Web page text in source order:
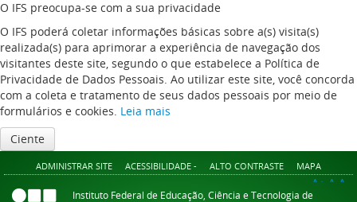
O IFS preocupa-se com a sua privacidade
O IFS poderá coletar informações básicas sobre a(s) visita(s)
realizada(s) para aprimorar a experiência de navegação dos
visitantes deste site, segundo o que estabelece a Política de
Privacidade de Dados Pessoais. Ao utilizar este site, você concorda
com a coleta e tratamento de seus dados pessoais por meio de
formulários e cookies. Leia mais
Ciente
ADMINISTRAR SITE ACESSIBILIDADE - ALTO CONTRASTE MAPA
A+ A A-
Instituto Federal de Educação, Ciência e Tecnologia de